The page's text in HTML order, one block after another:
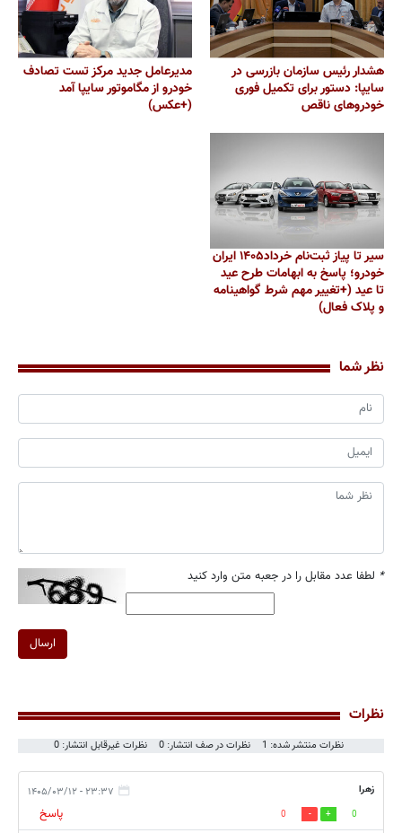
هشدار رئیس سازمان بازرسی در
سایپا: دستور برای تکمیل فوری
خودروهای ناقص
مدیرعامل جدید مرکز تست تصادف
خودرو از مگاموتور سایپا آمد
(+عکس)
سیر تا پیاز ثبت‌نام خرداد۱۴۰۵ ایران
خودرو؛ پاسخ به ابهامات طرح عید
تا عید (+تغییر مهم شرط گواهینامه
و پلاک فعال)
نظر شما
* لطفا عدد مقابل را در جعبه متن وارد کنید
ارسال
نظرات
نظرات منتشر شده: 1 نظرات در صف انتشار: 0 نظرات غیرقابل انتشار: 0
زهرا ۲۳:۳۷ - ۱۴۰۵/۰۳/۱۲
0
0 پاسخ